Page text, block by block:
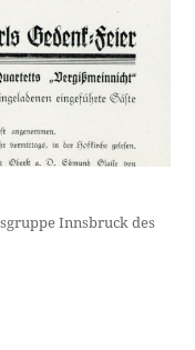
Innsbruck des